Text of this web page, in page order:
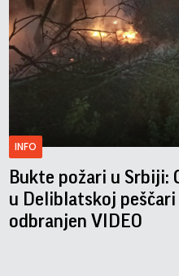
INFO
Bukte požari u Srbiji:
u Deliblatskoj
odbranjen VIDEO